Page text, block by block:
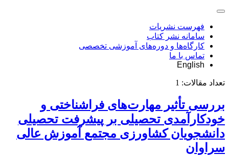
فهرست نشریات
سامانه نشر کتاب
کارگاه‌ها و دوره‌های آموزشی تخصصی
تماس با ما
English
تعداد مقالات: 1
بررسی تأثیر مهارت‌های فراشناختی و
خودکارآمدی تحصیلی بر پیشرفت تحصیلی
دانشجویان کشاورزی مجتمع آموزش عالی
سراوان